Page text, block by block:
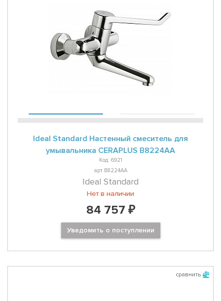
Ideal Standard Настенный смеситель для
умывальника CERAPLUS B8224AA
Код: 6921
арт B8224AA
Ideal Standard
Нет в наличии
84 757 ₽
Уведомить о поступлении
сравнить